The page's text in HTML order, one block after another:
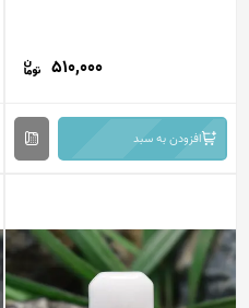
510,000
افزودن به سبد